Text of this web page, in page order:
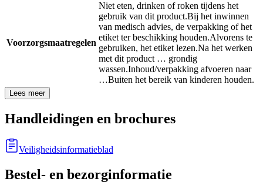
Voorzorgsmaatregelen
Niet eten, drinken of roken tijdens het
gebruik van dit product.Bij het inwinnen
van medisch advies, de verpakking of het
etiket ter beschikking houden.Alvorens te
gebruiken, het etiket lezen.Na het werken
met dit product … grondig
wassen.Inhoud/verpakking afvoeren naar
…Buiten het bereik van kinderen houden.
Lees meer
Handleidingen en brochures
Veiligheidsinformatieblad
Bestel- en bezorginformatie